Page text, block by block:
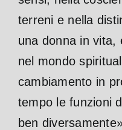
terreni e nella
una donna in vita,
nel mondo
cambiamento in
tempo le funzioni
ben